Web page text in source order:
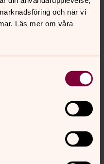
och när vi
Läs mer om våra